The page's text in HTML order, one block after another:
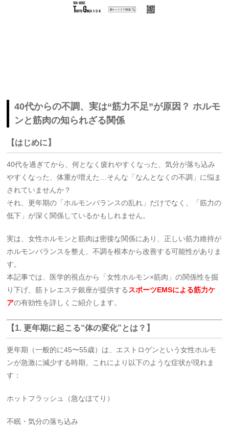
40代からの不調、実は“筋力不足”が原因？ ホルモ
ンと筋肉の知られざる関係
【はじめに】
40代を過ぎてから、何となく疲れやすくなった、気分が落ち込み
やすくなった、体重が増えた…そんな「なんとなくの不調」に悩ま
されていませんか？
それ、更年期の「ホルモンバランスの乱れ」だけでなく、「筋力の
低下」が深く関係しているかもしれません。
実は、女性ホルモンと筋肉は密接な関係にあり、正しい筋力維持が
ホルモンバランスを整え、不調を根本から改善する可能性がありま
す。
本記事では、医学的視点から「女性ホルモン×筋肉」の関係性を掘
り下げ、筋トレエステ銀座が提供するスポーツEMSによる筋力ケ
アの有効性を詳しくご紹介します。
【1. 更年期に起こる“体の変化”とは？】
更年期（一般的に45〜55歳）は、エストロゲンという女性ホルモ
ンが急激に減少する時期。これにより以下のような症状が現れま
す：
ホットフラッシュ（急なほてり）
不眠・気分の落ち込み